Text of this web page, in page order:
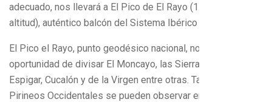
adecuado, nos llevará a El Pico de El Rayo (1.421m de
altitud), auténtico balcón del Sistema Ibérico Zaragozano.
El Pico el Rayo, punto geodésico nacional, nos da la
oportunidad de divisar El Moncayo, las Sierras de Algairén,
Espigar, Cucalón y de la Virgen entre otras. También los
Pirineos Occidentales se pueden observar en los días